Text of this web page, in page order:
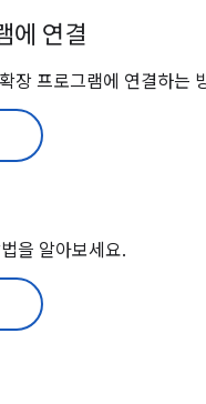
에 연결
장 프로그램에 연결하는
을 알아보세요.